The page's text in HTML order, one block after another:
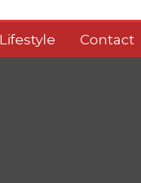
Lifestyle Contact